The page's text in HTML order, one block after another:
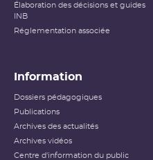
Élaboration des décisions et guides
INB
Réglementation associée
Information
Dossiers pédagogiques
Publications
Archives des actualités
Archives vidéos
Centre d'information du public